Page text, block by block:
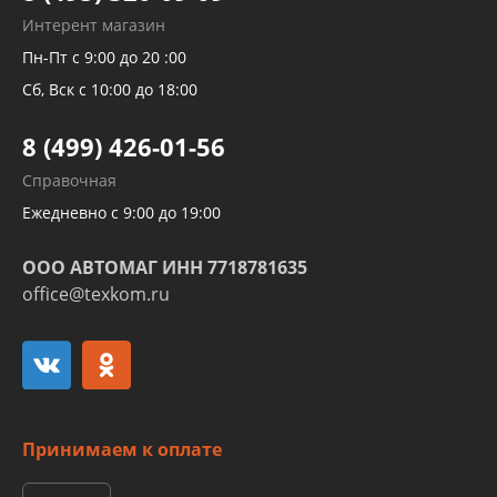
Рукавов гидроусилителей
Рукавов компрессоров и турбин
Трубок кондиционеров
Развертка пайка медных стальных
алюминиевых трубок и штуцеров
Интерент магазин
Пн-Пт с 9:00 до 20 :00
Сб, Вск с 10:00 до 18:00
8 (499) 426-01-56
Справочная
Ежедневно с 9:00 до 19:00
ООО АВТОМАГ ИНН 7718781635
office@texkom.ru
Принимаем к оплате